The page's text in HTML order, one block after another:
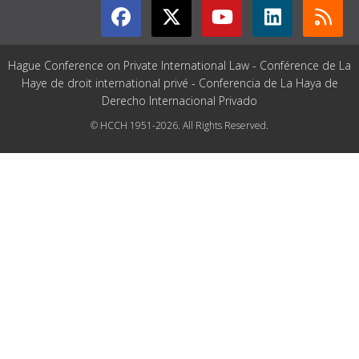
Hague Conference on Private International Law - Conférence de La
Haye de droit international privé - Conferencia de La Haya de
Derecho Internacional Privado
© HCCH 1951-2026. All Rights Reserved.